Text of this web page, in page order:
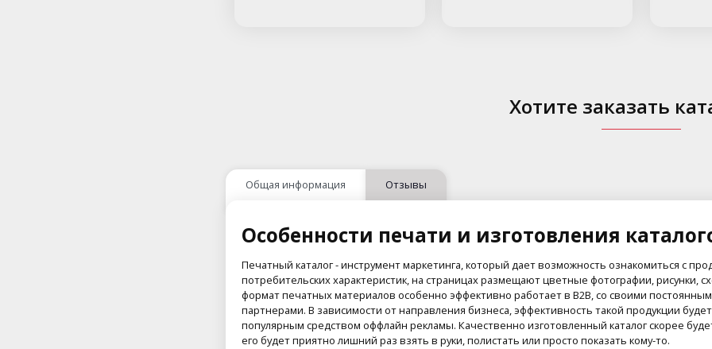
Хотите заказать
Общая информация Отзывы
Особенности печати и изготовления
Печатный каталог - инструмент маркетинга, который дает возможность ознакомиться с
потребительских характеристик, на страницах размещают цветные фотографии, рисунки,
формат печатных материалов особенно эффективно работает в B2B, со своими
партнерами. В зависимости от направления бизнеса, эффективность такой продукции
популярным средством оффлайн рекламы. Качественно изготовленный каталог скорее
его будет приятно лишний раз взять в руки, полистать или просто показать кому-то.